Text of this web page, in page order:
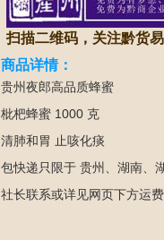
扫描二维码，关注黔货
商品详情：
贵州夜郎高品质蜂蜜
枇杷蜂蜜 1000 克
清肺和胃 止咳化痰
包快递只限于 贵州、湖南、
社长联系或详见网页下方运